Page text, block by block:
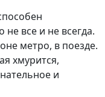
все и не всегда.
метро, в поезде.
хмурится,
и